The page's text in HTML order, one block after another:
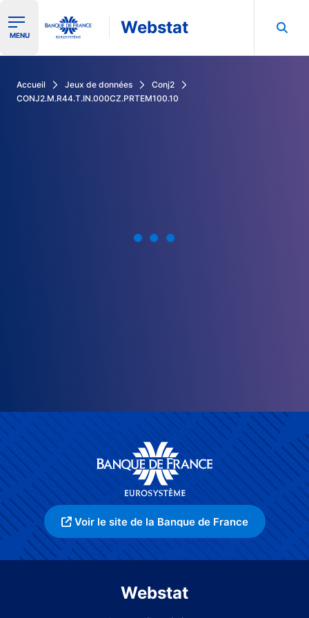
Ouvrir le menu de navigation
MENU Webstat
Accueil Jeux de données
Conj2
CONJ2.M.R44.T.IN.000CZ.PRTEM100.10
Voir le site de la Banque de France
Webstat